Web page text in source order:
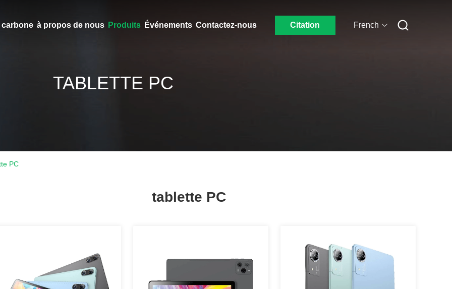
carbone à propos de nous Produits Événements Contactez-nous Citation French
TABLETTE PC
PC
tablette PC